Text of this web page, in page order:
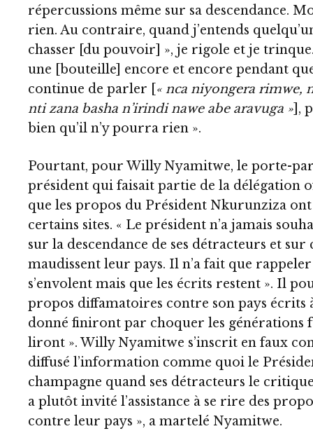
répercussions même sur sa descendance.
rien. Au contraire, quand j’entends
chasser [du pouvoir] », je rigole et je
une [bouteille] encore et encore pendant
continue de parler [ « nca niyongera rimwe,
nti zana basha n’irindi nawe abe aravuga » ],
bien qu’il n’y pourra rien ».
Pourtant, pour Willy Nyamitwe, le porte-
président qui faisait partie de la délégation
que les propos du Président Nkurunziza
certains sites. « Le président n’a jamais
sur la descendance de ses détracteurs et sur
maudissent leur pays. Il n’a fait que
s’envolent mais que les écrits restent ». Il
propos diffamatoires contre son pays écrits
donné finiront par choquer les générations
liront ». Willy Nyamitwe s’inscrit en faux
diffusé l’information comme quoi le
champagne quand ses détracteurs le
a plutôt invité l’assistance à se rire des
contre leur pays », a martelé Nyamitwe.